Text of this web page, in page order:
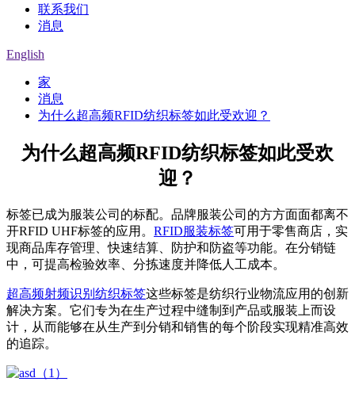
联系我们
消息
English
家
消息
为什么超高频RFID纺织标签如此受欢迎？
为什么超高频RFID纺织标签如此受欢
迎？
标签已成为服装公司的标配。品牌服装公司的方方面面都离不
开RFID UHF标签的应用。 RFID服装标签可用于零售商店，实
现商品库存管理、快速结算、防护和防盗等功能。在分销链
中，可提高检验效率、分拣速度并降低人工成本。
超高频射频识别纺织标签这些标签是纺织行业物流应用的创新
解决方案。它们专为在生产过程中缝制到产品或服装上而设
计，从而能够在从生产到分销和销售的每个阶段实现精准高效
的追踪。